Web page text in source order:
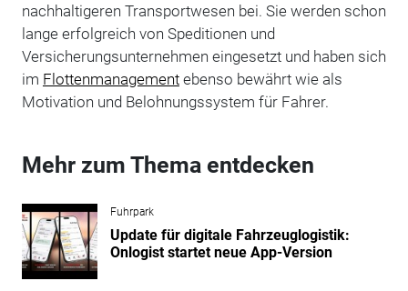
nachhaltigeren Transportwesen bei. Sie werden schon
lange erfolgreich von Speditionen und
Versicherungsunternehmen eingesetzt und haben sich
im Flottenmanagementebenso bewährt wie als
Motivation und Belohnungssystem für Fahrer.
Mehr zum Thema entdecken
Fuhrpark
Update für digitale Fahrzeuglogistik:
Onlogist startet neue App-Version